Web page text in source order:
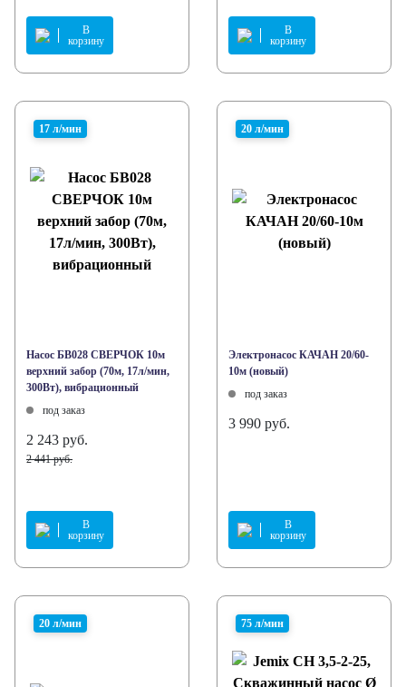
В
корзину
В
корзину
17 л/мин
Насос БВ028 СВЕРЧОК 10м
верхний забор (70м, 17л/мин,
300Вт), вибрационный
под заказ
2 243 руб.
2 441 руб.
В
корзину
20 л/мин
Электронасос КАЧАН 20/60-
10м (новый)
под заказ
3 990 руб.
В
корзину
20 л/мин 75 л/мин